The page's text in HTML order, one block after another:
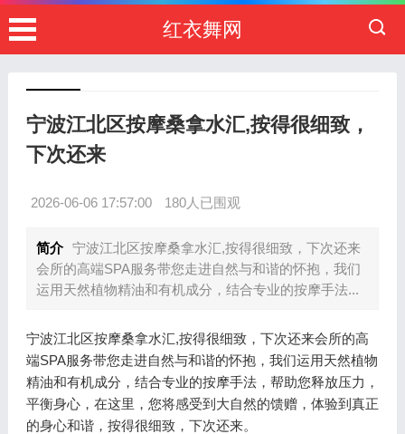
红衣舞网
宁波江北区按摩桑拿水汇,按得很细致，
下次还来
2026-06-06 17:57:00 180人已围观
简介 宁波江北区按摩桑拿水汇,按得很细致，下次还来
会所的高端SPA服务带您走进自然与和谐的怀抱，我们
运用天然植物精油和有机成分，结合专业的按摩手法...
宁波江北区按摩桑拿水汇,按得很细致，下次还来会所的高
端SPA服务带您走进自然与和谐的怀抱，我们运用天然植物
精油和有机成分，结合专业的按摩手法，帮助您释放压力，
平衡身心，在这里，您将感受到大自然的馈赠，体验到真正
的身心和谐，按得很细致，下次还来。